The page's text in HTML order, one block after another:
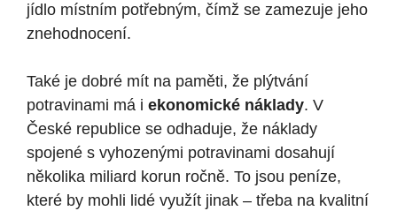
jídlo​ místním potřebným, čímž se zamezuje​ jeho
‌znehodnocení.
Také je ​dobré mít na paměti, že plýtvání‌
potravinami má i ekonomické​ náklady. V
České republice se odhaduje, že náklady
spojené​ s‍ vyhozenými‍ potravinami dosahují
několika miliard ⁤korun ročně.‌ To jsou peníze,
⁣které by ⁤mohli lidé využít‌ jinak – ⁢třeba na kvalitní